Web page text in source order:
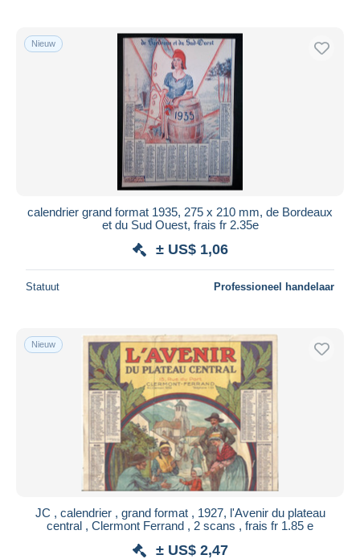
Toepassen
Nieuw
calendrier grand format 1935, 275 x 210 mm, de Bordeaux
et du Sud Ouest, frais fr 2.35e
± US$ 1,06
Statuut Professioneel handelaar
Nieuw
JC , calendrier , grand format , 1927, l'Avenir du plateau
central , Clermont Ferrand , 2 scans , frais fr 1.85 e
± US$ 2,47